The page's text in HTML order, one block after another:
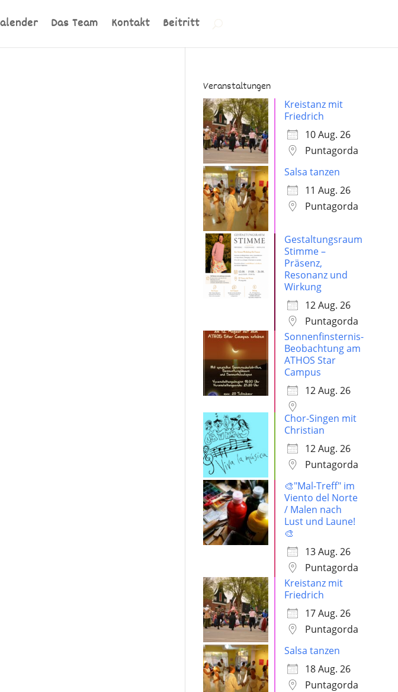
Das Team Kontakt Beitritt
Veranstaltungen
Kreistanz mit
Friedrich
10 Aug. 26
Puntagorda
Salsa tanzen
11 Aug. 26
Puntagorda
Gestaltungsraum
Stimme –
Präsenz,
Resonanz und
Wirkung
12 Aug. 26
Puntagorda
Sonnenfinsternis-
Beobachtung am
ATHOS Star
Campus
12 Aug. 26
Chor-Singen mit
Christian
12 Aug. 26
Puntagorda
🎨"Mal-Treff" im
Viento del Norte
/ Malen nach
Lust und Laune!
🎨
13 Aug. 26
Puntagorda
Kreistanz mit
Friedrich
17 Aug. 26
Puntagorda
Salsa tanzen
18 Aug. 26
Puntagorda